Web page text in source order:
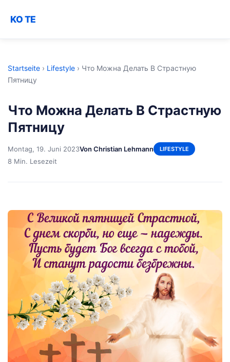
KO TE
Startseite › Lifestyle › Что Можна Делать В Страстную
Пятницу
Что Можна Делать В Страстную
Пятницу
Montag, 19. Juni 2023Von Christian Lehmann LIFESTYLE
8 Min. Lesezeit